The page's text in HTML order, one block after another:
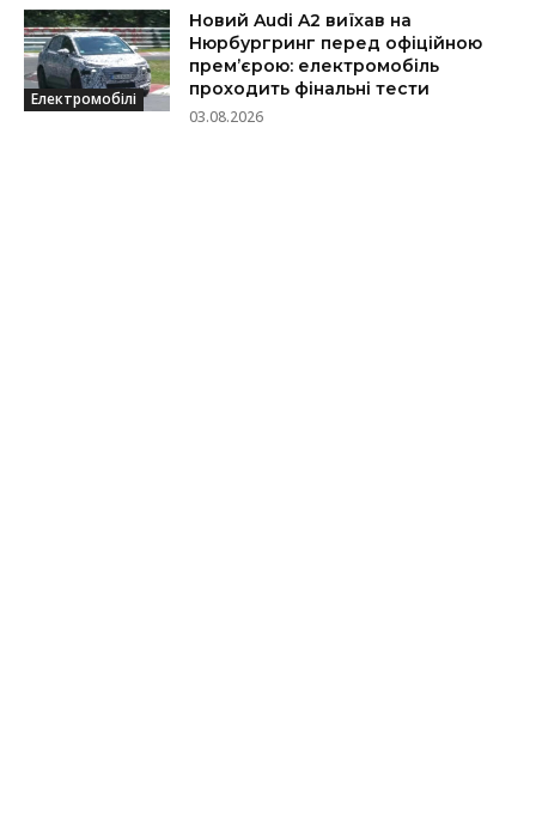
Електромобілі
Новий Audi A2 виїхав на
Нюрбургринг перед офіційною
прем’єрою: електромобіль
проходить фінальні тести
03.08.2026